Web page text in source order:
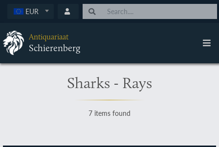
EUR
Antiquariaat
Schierenberg
Sharks - Rays
7 items found